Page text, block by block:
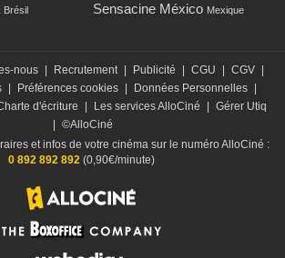
Brésil Sensacine México Mexique
nous Recrutement Publicité CGU CGV
Préférences cookies Données Personnelles
d'écriture Les services AlloCiné
Gérer Utiq
©AlloCiné
et infos de votre cinéma sur le numéro AlloCiné :
0 892 892 892(0,90€/minute)